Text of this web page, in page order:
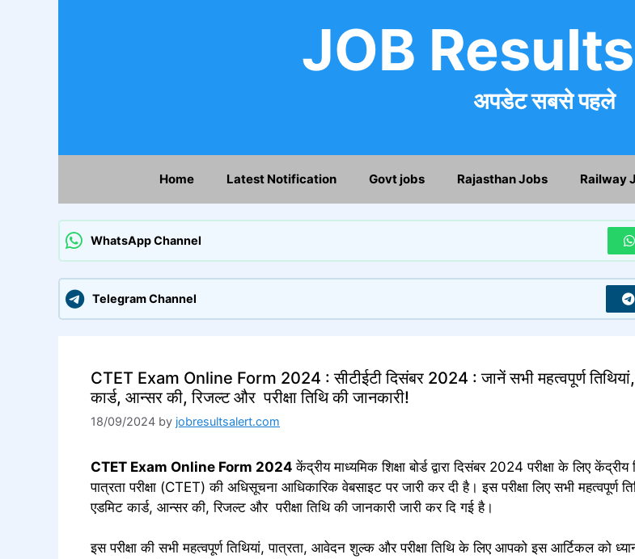
JOB
अपडेट सबसे पहले
Home Latest Notification Govt jobs Rajasthan Jobs Railway
WhatsApp Channel
Telegram Channel
CTET Exam Online Form 2024 : सीटीईटी दिसंबर 2024 : जानें सभी महत्वपूर्ण
कार्ड, आन्सर की, रिजल्ट और परीक्षा तिथि की जानकारी!
18/09/2024 by jobresultsalert.com
CTET Exam Online Form 2024केंद्रीय माध्यमिक शिक्षा बोर्ड द्वारा दिसंबर 2024 परीक्षा के लिए केंद्रीय
पात्रता परीक्षा (CTET) की अधिसूचना आधिकारिक वेबसाइट पर जारी कर दी है। इस परीक्षा लिए सभी महत्वपूर्ण
एडमिट कार्ड, आन्सर की, रिजल्ट और परीक्षा तिथि की जानकारी जारी कर दि गई है।
इस परीक्षा की सभी महत्वपूर्ण तिथियां, पात्रता, आवेदन शुल्क और परीक्षा तिथि के लिए आपको इस आर्टिकल को